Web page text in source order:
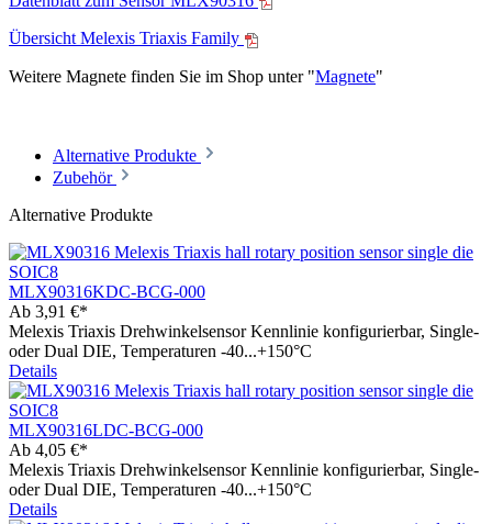
Übersicht Melexis Triaxis Family
Weitere Magnete finden Sie im Shop unter "Magnete"
Alternative Produkte
Zubehör
Alternative Produkte
MLX90316KDC-BCG-000
Ab 3,91 €*
Melexis Triaxis Drehwinkelsensor Kennlinie konfigurierbar, Single-
oder Dual DIE, Temperaturen -40...+150°C
Details
MLX90316LDC-BCG-000
Ab 4,05 €*
Melexis Triaxis Drehwinkelsensor Kennlinie konfigurierbar, Single-
oder Dual DIE, Temperaturen -40...+150°C
Details